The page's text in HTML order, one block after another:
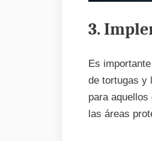
3.
Es
de tortugas y
para
las áreas